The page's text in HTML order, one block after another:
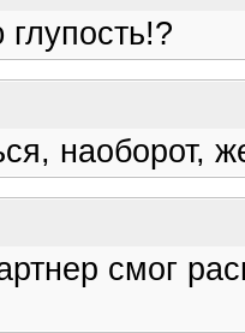
глупость!?
наоборот,
смог